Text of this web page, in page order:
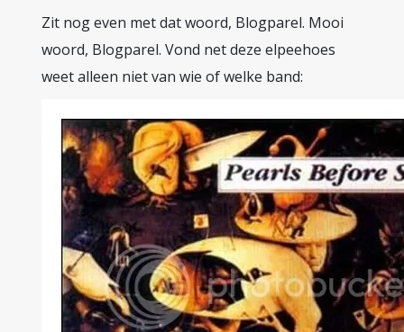
Zit nog even met dat woord, Blogparel. Mooi
woord, Blogparel. Vond net deze elpeehoes
weet alleen niet van wie of welke band: